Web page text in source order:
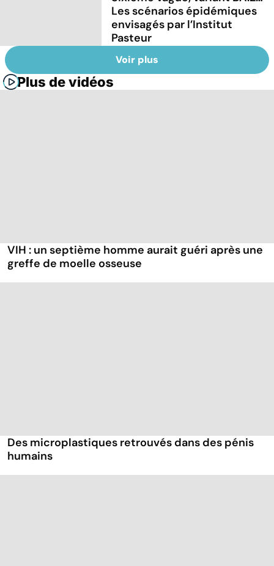
Les scénarios épidémiques
envisagés par l’Institut
Pasteur
Voir plus
Plus de vidéos
VIH : un septième homme aurait guéri après une
greffe de moelle osseuse
Des microplastiques retrouvés dans des pénis
humains